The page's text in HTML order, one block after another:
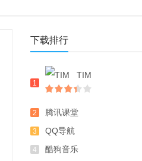
下载排行
1
TIM
2 腾讯课堂
3 QQ导航
4 酷狗音乐